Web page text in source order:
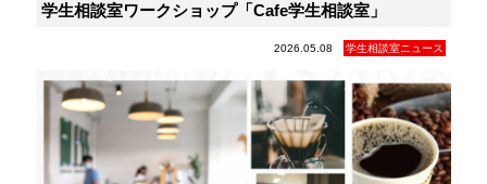
学生相談室ワークショップ「Cafe学生相談室」
2026.05.08 学生相談室ニュース